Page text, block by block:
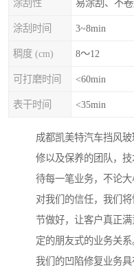
涂刮性 易涂刮、不
涂刮时间 3~8min
稠度 (cm) 8～12
可打磨时间 <60min
表干时间 <35min
成都凯美特汽车挡风
修以及保养的团队，
待每一笔业务，不论
对我们的信任，我们
节做好，让客户真正
定的朋友式的业务关系
我们的凹陷修复业务